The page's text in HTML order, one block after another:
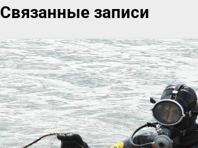
записям
Связанные записи